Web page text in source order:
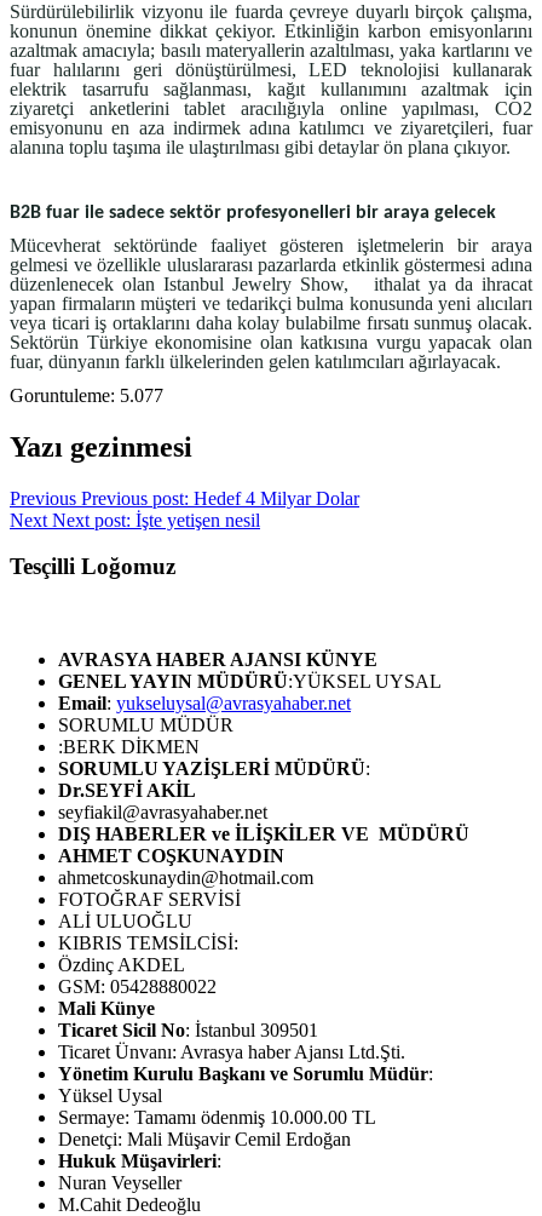
Sürdürülebilirlik vizyonu ile fuarda çevreye duyarlı birçok çalışma,
konunun önemine dikkat çekiyor. Etkinliğin karbon emisyonlarını
azaltmak amacıyla; basılı materyallerin azaltılması, yaka kartlarını ve
fuar halılarını geri dönüştürülmesi, LED teknolojisi kullanarak
elektrik tasarrufu sağlanması, kağıt kullanımını azaltmak için
ziyaretçi anketlerini tablet aracılığıyla online yapılması, CO2
emisyonunu en aza indirmek adına katılımcı ve ziyaretçileri, fuar
alanına toplu taşıma ile ulaştırılması gibi detaylar ön plana çıkıyor.
B2B fuar ile sadece sektör profesyonelleri bir araya gelecek
Mücevherat sektöründe faaliyet gösteren işletmelerin bir araya
gelmesi ve özellikle uluslararası pazarlarda etkinlik göstermesi adına
düzenlenecek olan Istanbul Jewelry Show, ithalat ya da ihracat
yapan firmaların müşteri ve tedarikçi bulma konusunda yeni alıcıları
veya ticari iş ortaklarını daha kolay bulabilme fırsatı sunmuş olacak.
Sektörün Türkiye ekonomisine olan katkısına vurgu yapacak olan
fuar, dünyanın farklı ülkelerinden gelen katılımcıları ağırlayacak.
Goruntuleme: 5.077
Yazı gezinmesi
Previous Previous post: Hedef 4 Milyar Dolar
Next Next post: İşte yetişen nesil
Tesçilli Loğomuz
AVRASYA HABER AJANSI KÜNYE
GENEL YAYIN MÜDÜRÜ:YÜKSEL UYSAL
Email: yukseluysal@avrasyahaber.net
SORUMLU MÜDÜR
:BERK DİKMEN
SORUMLU YAZİŞLERİ MÜDÜRÜ:
Dr.SEYFİ AKİL
seyfiakil@avrasyahaber.net
DIŞ HABERLER ve İLİŞKİLER VE MÜDÜRÜ
AHMET COŞKUNAYDIN
ahmetcoskunaydin@hotmail.com
FOTOĞRAF SERVİSİ
ALİ ULUOĞLU
KIBRIS TEMSİLCİSİ:
Özdinç AKDEL
GSM: 05428880022
Mali Künye
Ticaret Sicil No: İstanbul 309501
Ticaret Ünvanı: Avrasya haber Ajansı Ltd.Şti.
Yönetim Kurulu Başkanı ve Sorumlu Müdür:
Yüksel Uysal
Sermaye: Tamamı ödenmiş 10.000.00 TL
Denetçi: Mali Müşavir Cemil Erdoğan
Hukuk Müşavirleri:
Nuran Veyseller
M.Cahit Dedeoğlu